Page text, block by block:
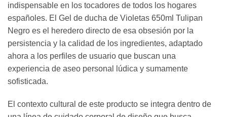
indispensable en los tocadores de todos los hogares
españoles. El Gel de ducha de Violetas 650ml Tulipan
Negro es el heredero directo de esa obsesión por la
persistencia y la calidad de los ingredientes, adaptado
ahora a los perfiles de usuario que buscan una
experiencia de aseo personal lúdica y sumamente
sofisticada.
El contexto cultural de este producto se integra dentro de